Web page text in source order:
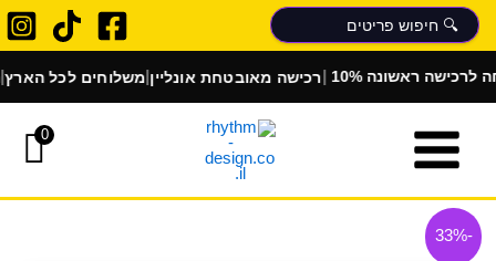
דילוג
לתוכן
|משלוחים לכל הארץ|רכישה מאובטחת אונליין | ראשונה
0
-33%
כמות
של
חולצת